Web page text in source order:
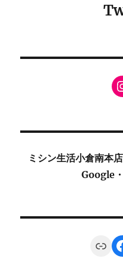
ミシン生活小倉南本
Google